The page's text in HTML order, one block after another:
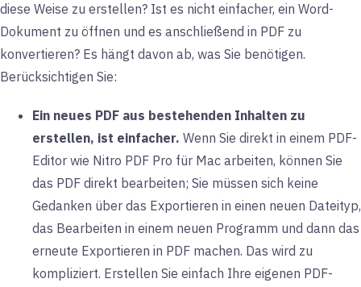
diese Weise zu erstellen? Ist es nicht einfacher, ein Word-
Dokument zu öffnen und es anschließend in PDF zu
konvertieren? Es hängt davon ab, was Sie benötigen.
Berücksichtigen Sie:
Ein neues PDF aus bestehenden Inhalten zu
erstellen, ist einfacher. Wenn Sie direkt in einem PDF-
Editor wie Nitro PDF Pro für Mac arbeiten, können Sie
das PDF direkt bearbeiten; Sie müssen sich keine
Gedanken über das Exportieren in einen neuen Dateityp,
das Bearbeiten in einem neuen Programm und dann das
erneute Exportieren in PDF machen. Das wird zu
kompliziert. Erstellen Sie einfach Ihre eigenen PDF-